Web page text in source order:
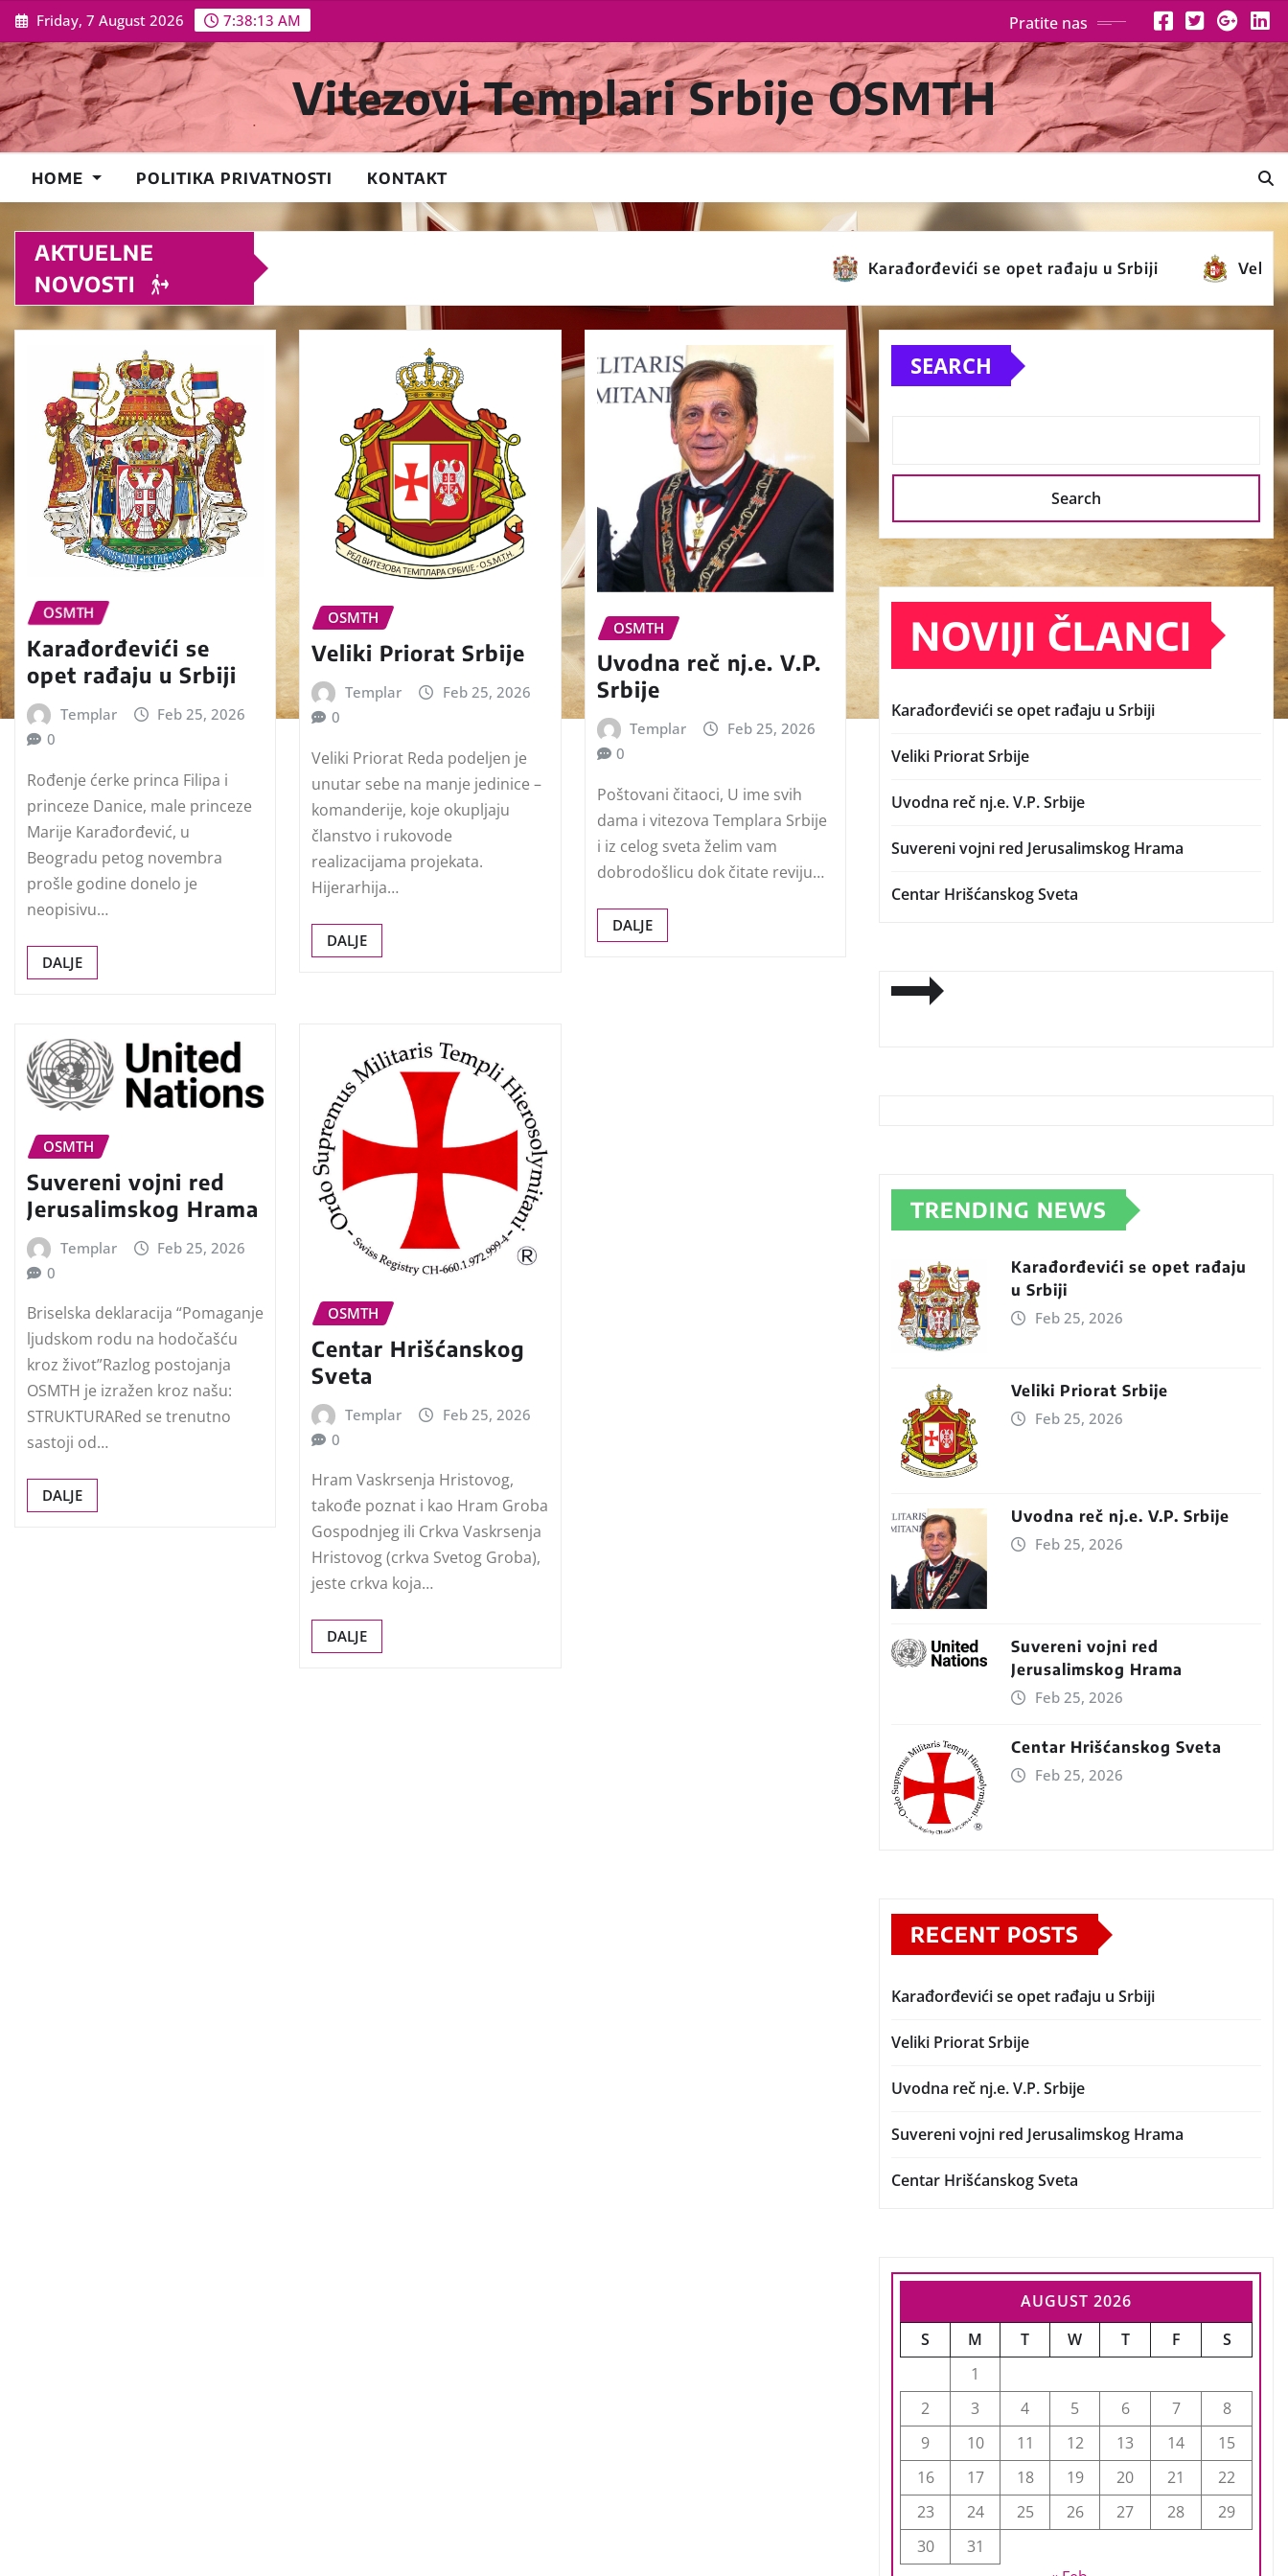
Skip
to
content
Friday, 7 August 2026 7:38:13 AM Pratite nas
Vitezovi Templari Srbije OSMTH
HOME POLITIKA PRIVATNOSTI KONTAKT
AKTUELNE
NOVOSTI
Karađorđevići se opet rađaju u Srbiji Veliki Priorat
OSMTH
Karađorđevići se
opet rađaju u Srbiji
Templar
Feb 25, 2026
0
Rođenje ćerke princa Filipa i
princeze Danice, male princeze
Marije Karađorđević, u
Beogradu petog novembra
prošle godine donelo je
neopisivu…
DALJE
OSMTH
Veliki Priorat Srbije
Templar
Feb 25, 2026
0
Veliki Priorat Reda podeljen je
unutar sebe na manje jedinice –
komanderije, koje okupljaju
članstvo i rukovode
realizacijama projekata.
Hijerarhija…
DALJE
OSMTH
Uvodna reč nj.e. V.P.
Srbije
Templar
Feb 25, 2026
0
Poštovani čitaoci, U ime svih
dama i vitezova Templara Srbije
i iz celog sveta želim vam
dobrodošlicu dok čitate reviju…
DALJE
OSMTH
Suvereni vojni red
Jerusalimskog Hrama
Templar
Feb 25, 2026
0
Briselska deklaracija “Pomaganje
ljudskom rodu na hodočašću
kroz život”Razlog postojanja
OSMTH je izražen kroz našu:
STRUKTURARed se trenutno
sastoji od…
DALJE
OSMTH
Centar Hrišćanskog
Sveta
Templar
Feb 25, 2026
0
Hram Vaskrsenja Hristovog,
takođe poznat i kao Hram Groba
Gospodnjeg ili Crkva Vaskrsenja
Hristovog (crkva Svetog Groba),
jeste crkva koja…
DALJE
SEARCH
Search
NOVIJI ČLANCI
Karađorđevići se opet rađaju u Srbiji
Veliki Priorat Srbije
Uvodna reč nj.e. V.P. Srbije
Suvereni vojni red Jerusalimskog Hrama
Centar Hrišćanskog Sveta
TRENDING NEWS
Karađorđevići se opet rađaju
u Srbiji
Feb 25, 2026
Veliki Priorat Srbije
Feb 25, 2026
Uvodna reč nj.e. V.P. Srbije
Feb 25, 2026
Suvereni vojni red
Jerusalimskog Hrama
Feb 25, 2026
Centar Hrišćanskog Sveta
Feb 25, 2026
RECENT POSTS
Karađorđevići se opet rađaju u Srbiji
Veliki Priorat Srbije
Uvodna reč nj.e. V.P. Srbije
Suvereni vojni red Jerusalimskog Hrama
Centar Hrišćanskog Sveta
AUGUST 2026
S
M T W T F
S
1
2
3 4 5 6 7
8
9
10 11 12 13 14
15
16
17 18 19 20 21
22
23
24 25 26 27 28
29
30
31